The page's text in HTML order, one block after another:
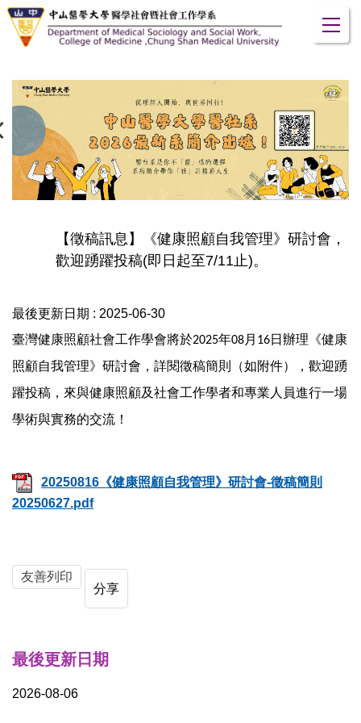
跳
到
容
區
【徵稿訊息】《健康照顧自我管理》研討會，
歡迎踴躍投稿(即日起至7/11止)。
最後更新日期 : 2025-06-30
臺灣健康照顧社會工作學會將於2025年08月 16日辦理《健康
照顧自我管理》研討會，詳閱徵稿簡則（如附件），歡迎踴
躍投稿，來與健康照顧及社會工作學者和專業人員進行一場
學術與實務的交流！
20250816《健康照顧自我管理》研討會-徵稿簡則
20250627.pdf
友善列印
分享
最後更新日期
2026-08-06